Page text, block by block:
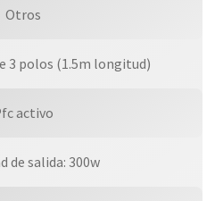
Otros
3 polos (1.5m longitud)
activo
de salida: 300w